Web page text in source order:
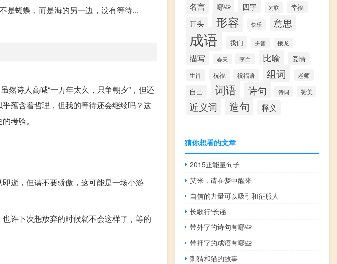
是蝴蝶，而是海的另一边，没有等待...
然诗人高喊“一万年太久，只争朝夕”，但还
蕴含着哲理，但我的等待还会继续吗？这
考验。
逝，但请不要骄傲，这可能是一场小游
许下次想放弃的时候就不会这样了，等的
名言 哪些 四字 对联 幸福
开头 形容 快乐 意思
成语 我们 拼音 接龙
描写 春天 李白 比喻 爱情
生肖 祝福 祝福语 组词 老师
自己 词语 诗句 诗词 赞美
近义词 造句 释义
猜你想看的文章
2015正能量句子
艾米，请在梦中醒来
自信的力量可以吸引和征服人
长歌行/长谣
带外字的诗句有哪些
带押字的成语有哪些
刺猬和猫的故事